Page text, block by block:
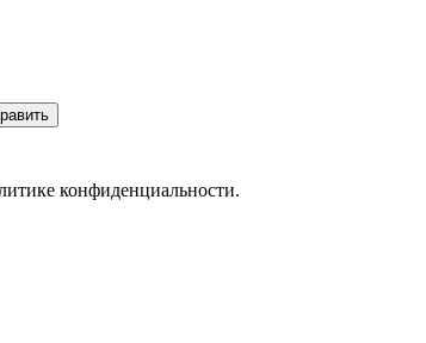
конфиденциальности.